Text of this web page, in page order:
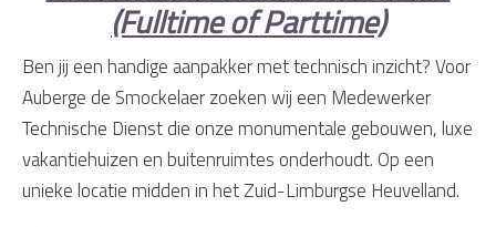
(Fulltime of Parttime)
Ben jij een handige aanpakker met technisch inzicht? Voor
Auberge de Smockelaer zoeken wij een Medewerker
Technische Dienst die onze monumentale gebouwen, luxe
vakantiehuizen en buitenruimtes onderhoudt. Op een
unieke locatie midden in het Zuid-Limburgse Heuvelland.